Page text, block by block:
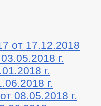
от 17.12.2018
г.
г.
г.
08.05.2018 г.